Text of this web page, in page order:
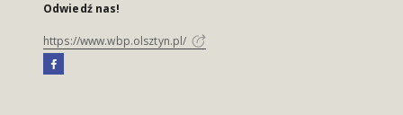
Odwiedź nas!
https://www.wbp.olsztyn.pl/